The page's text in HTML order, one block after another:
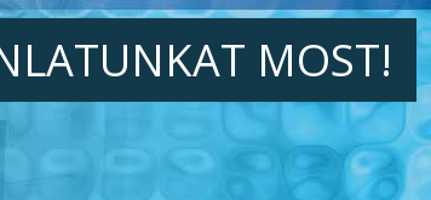
MOST!